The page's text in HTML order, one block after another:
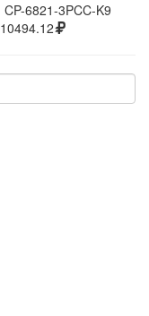
CP-6821-3PCC-K9
10494.12